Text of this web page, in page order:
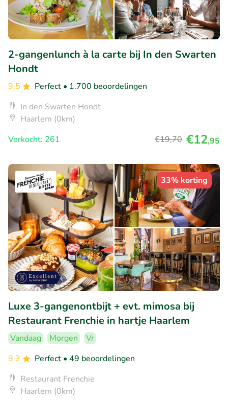
2-gangenlunch à la carte bij In den Swarten
Hondt
9.5 Perfect • 1.700 beoordelingen
In den Swarten Hondt
Haarlem (0km)
Verkocht: 261
€19,70 €12,95
33% korting
Luxe 3-gangenontbijt + evt. mimosa bij
Restaurant Frenchie in hartje Haarlem
Vandaag Morgen
Vr
9.3
Perfect • 49 beoordelingen
Restaurant Frenchie
Haarlem (0km)